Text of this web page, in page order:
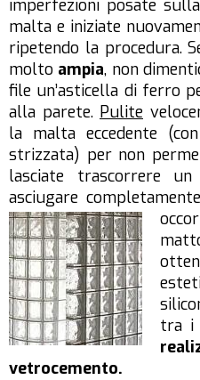
imperfezioni posate
malta e iniziate
ripetendo la procedura.
molto ampia, non
file un’asticella di ferro
alla parete. Pulite
la malta eccedente
strizzata) per non
lasciate trascorrere
asciugare
tra i
vetrocemento.